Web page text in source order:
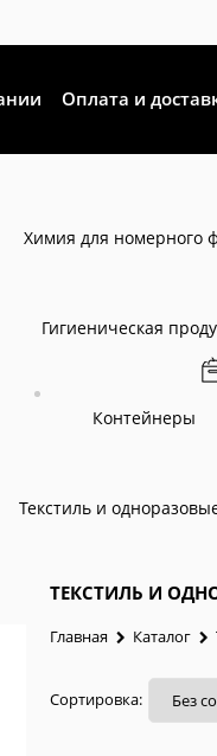
Оплата и
Химия для номерного
Гигиеническая
Контейнеры
Текстиль и
ТЕКСТИЛЬ И
Главная Каталог
Сортировка: